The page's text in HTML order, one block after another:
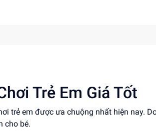
Trẻ Em Giá Tốt
trẻ em được ưa chuộng nhất hiện nay.
cho bé.